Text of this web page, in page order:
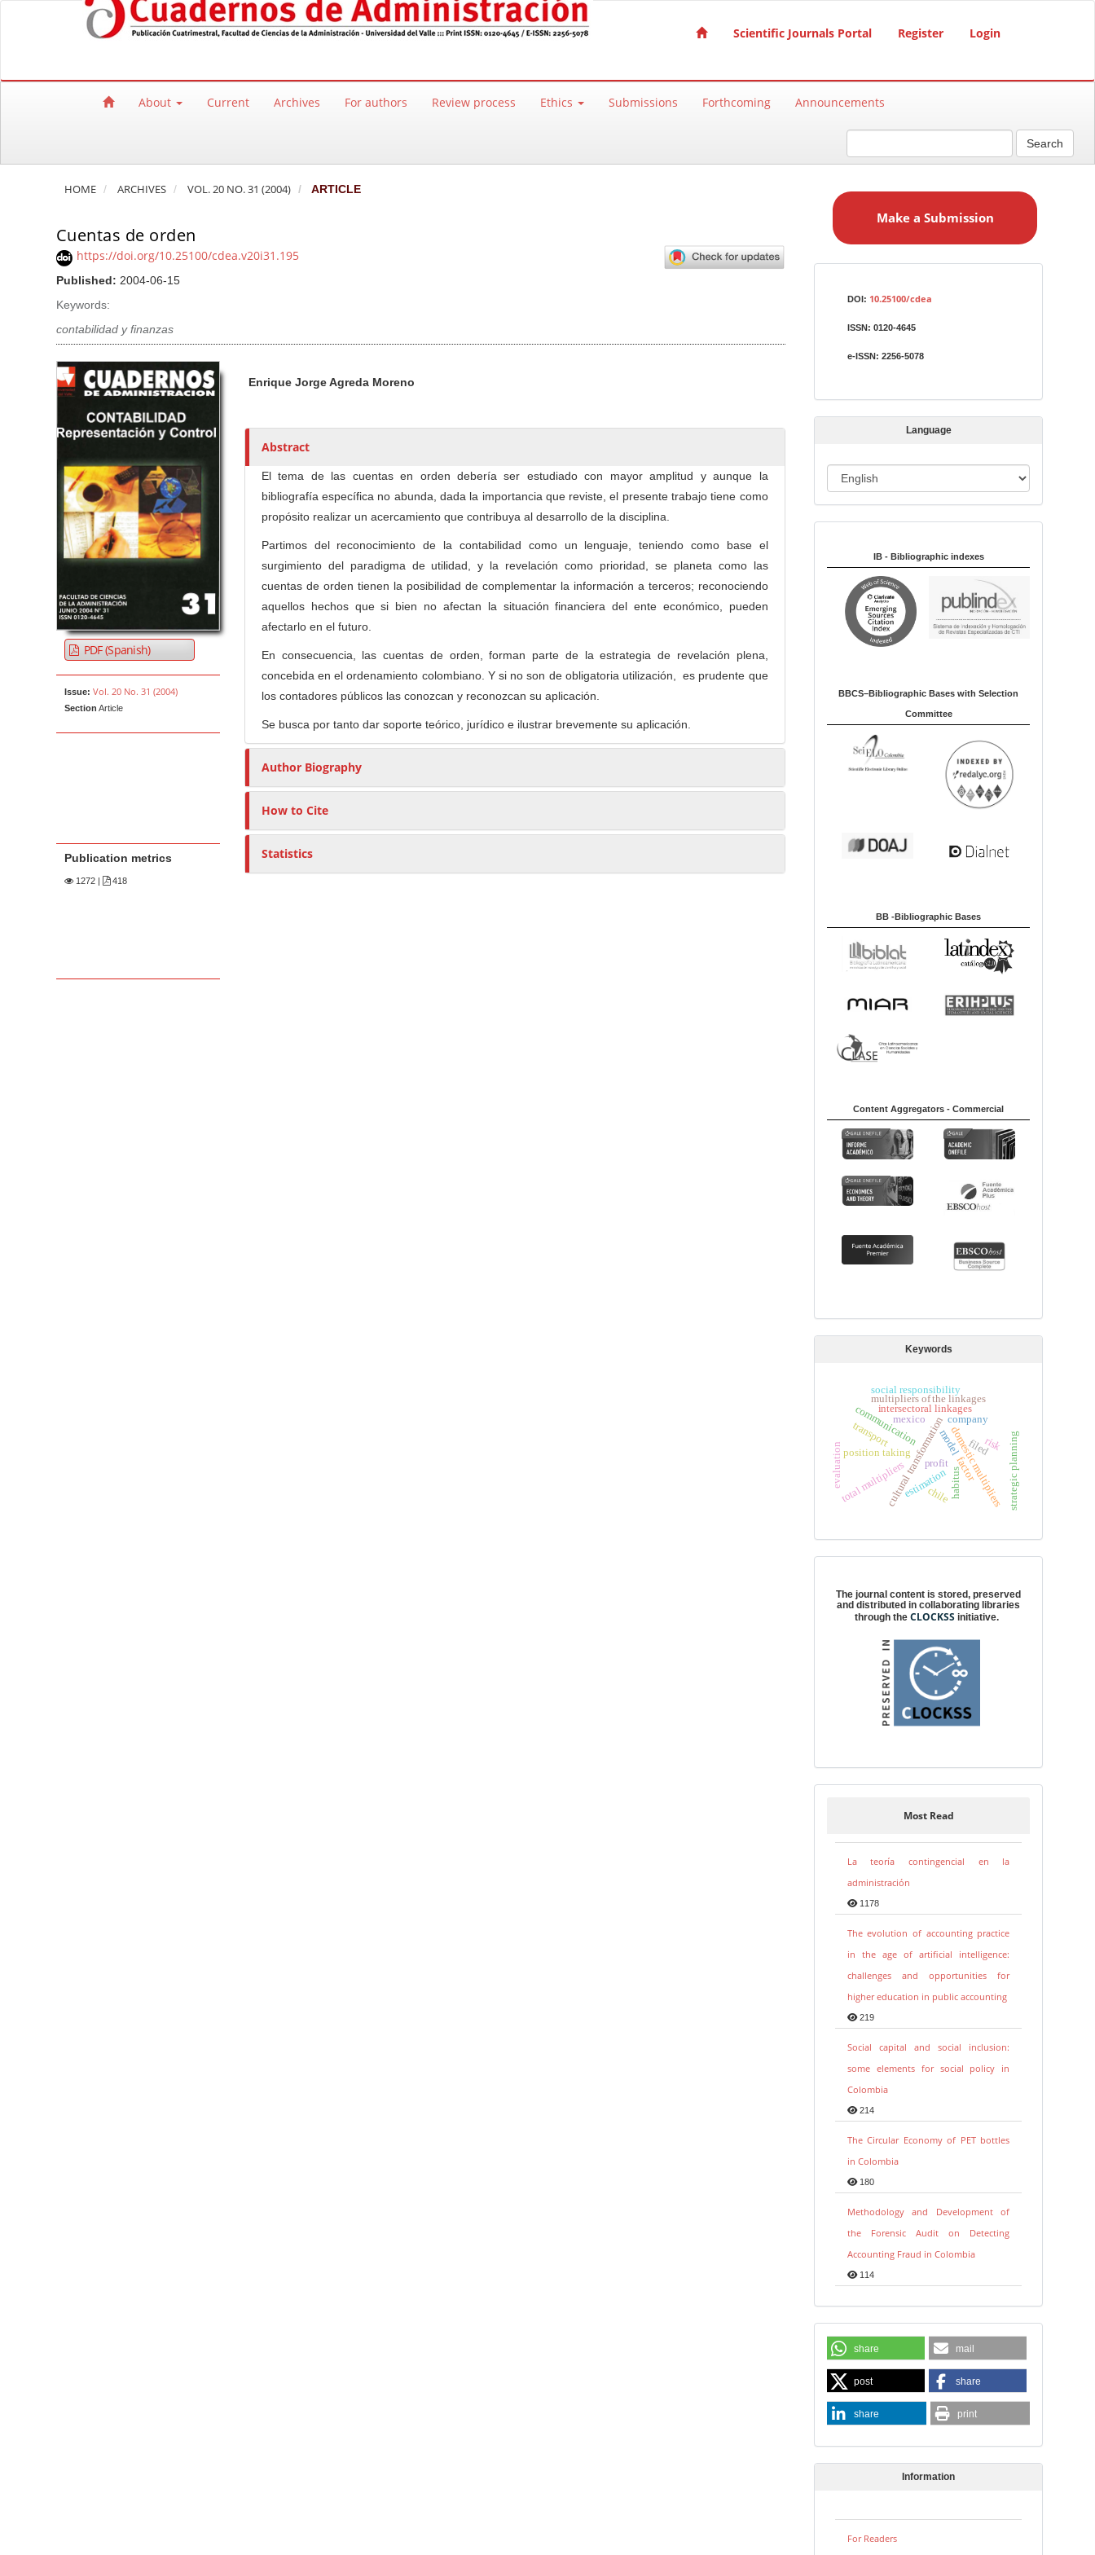
Quick jump to page content
Main Navigation
Scientific Journals Portal Register Login
About Current Archives For authors Review process Ethics Submissions Forthcoming Announcements
Search
HOME ARCHIVES VOL. 20 NO. 31 (2004) ARTICLE
Cuentas de orden
https://doi.org/10.25100/cdea.v20i31.195
Published: 2004-06-15
Keywords:
contabilidad y finanzas
Article Sidebar
PDF (Spanish)
Issue: Vol. 20 No. 31 (2004)
Section Article
Publication metrics
1272| 418
u
h
r
Enrique Jorge Agreda Moreno
Abstract
El tema de las cuentas en orden debería ser estudiado con mayor amplitud y aunque la
bibliografía específica no abunda, dada la importancia que reviste, el presente trabajo tiene como
propósito realizar un acercamiento que contribuya al desarrollo de la disciplina.
Partimos del reconocimiento de la contabilidad como un lenguaje, teniendo como base el
surgimiento del paradigma de utilidad, y la revelación como prioridad, se planeta como las
cuentas de orden tienen la posibilidad de complementar la información a terceros; reconociendo
aquellos hechos que si bien no afectan la situación financiera del ente económico, pueden
afectarlo en el futuro.
En consecuencia, las cuentas de orden, forman parte de la estrategia de revelación plena,
concebida en el ordenamiento colombiano. Y si no son de obligatoria utilización, es prudente que
los contadores públicos las conozcan y reconozcan su aplicación.
Se busca por tanto dar soporte teórico, jurídico e ilustrar brevemente su aplicación.
Author Biography
How to Cite
Statistics
a
s
i
Make a Submission
DOI: 10.25100/cdea
ISSN: 0120-4645
e-ISSN: 2256-5078
Language
a
u
IB - Bibliographic indexes
BBCS–Bibliographic Bases with Selection
Committee
BB -Bibliographic Bases
Content Aggregators - Commercial
Keywords
filed
habitus
cultural transformation
position taking
intersectoral linkages
multipliers of the linkages
domestic multipliers
total multipliersestimation
model
profit
risk
company
communication
chile
mexico
social responsibility
factor
evaluation strategic planning
transport
The journal content is stored, preserved
and distributed in collaborating libraries
through theCLOCKSS initiative.
Most Read
La teoría contingencial en la
administración
1178
The evolution of accounting practice
in the age of artificial intelligence:
challenges and opportunities for
higher education in public accounting
219
Social capital and social inclusion:
some elements for social policy in
Colombia
214
The Circular Economy of PET bottles
in Colombia
180
Methodology and Development of
the Forensic Audit on Detecting
Accounting Fraud in Colombia
114
share mail
post share
share print
Information
For Readers